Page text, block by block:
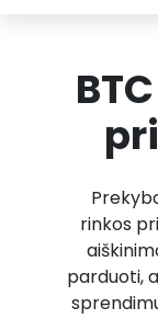
rinkos
parduoti,